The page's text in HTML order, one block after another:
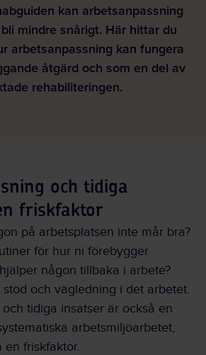
kan arbetsanpassning
mindre snårigt. Här hittar du
arbetsanpassning kan fungera
åtgärd och som en del av
rehabiliteringen.
och tidiga
friskfaktor
på arbetsplatsen inte mår bra?
för hur ni förebygger
någon tillbaka i arbete?
och vägledning i det arbetet.
tidiga insatser är också en
arbetsmiljöarbetet,
en friskfaktor.